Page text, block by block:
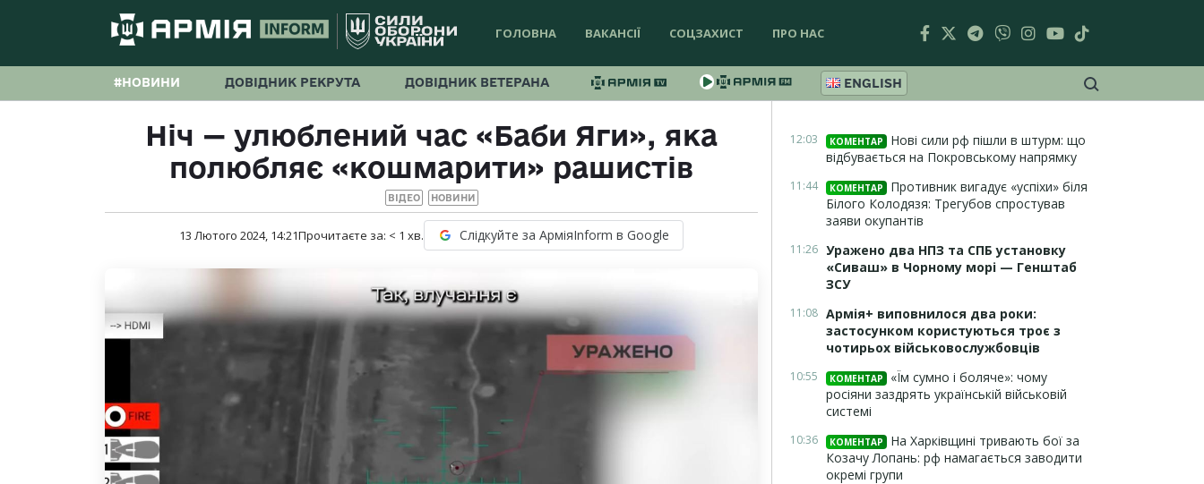
ГОЛОВНА ВАКАНСІЇ СОЦЗАХИСТ ПРО НАС
#НОВИНИ ДОВІДНИК РЕКРУТА ДОВІДНИК ВЕТЕРАНА ENGLISH
Ніч — улюблений час «Баби Яги», яка
полюбляє «кошмарити» рашистів
ВІДЕО НОВИНИ
13 Лютого 2024, 14:21Прочитаєте за: < 1 хв. Слідкуйте за АрміяInform в Google
12:03 КОМЕНТАР
Нові сили рф пішли в штурм: що
відбувається на Покровському напрямку
11:44 КОМЕНТАР
Противник вигадує «успіхи» біля
Білого Колодязя: Трегубов спростував
заяви окупантів
11:26 Уражено два НПЗ та СПБ установку
«Сиваш» в Чорному морі — Генштаб
ЗСУ
11:08 Армія+ виповнилося два роки:
застосунком користуються троє з
чотирьох військовослужбовців
10:55 КОМЕНТАР
«Їм сумно і боляче»: чому
росіяни заздрять українській військовій
системі
10:36 КОМЕНТАР
На Харківщині тривають бої за
Козачу Лопань: рф намагається заводити
окремі групи